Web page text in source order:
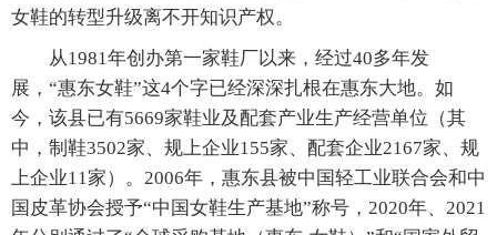
女鞋的转型升级离不开知识产权。
从1981年创办第一家鞋厂以来，经过40多年发
展，“惠东女鞋”这4个字已经深深扎根在惠东大地。如
今，该县已有5669家鞋业及配套产业生产经营单位（其
中，制鞋3502家、规上企业155家、配套企业2167家、规
上企业11家）。2006年，惠东县被中国轻工业联合会和中
国皮革协会授予“中国女鞋生产基地”称号，2020年、2021